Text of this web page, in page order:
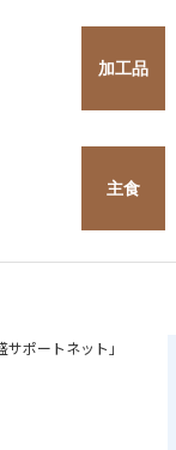
加工品
主食
ポートネット」